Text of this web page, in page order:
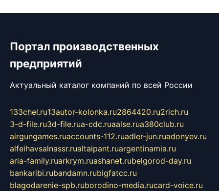
Портал производственных
предприятий
Актуальный каталог компаний по всей России
133chel.ru13autor-kolonka.ru2864420.ru2rich.ru
3-d-file.ru3d-file.rua-cdc.ruaalse.rua380club.ru
airgungames.ruaccounts-112.ruadler-jun.ruadonyev.ru
alfeihavsalnassr.rualtaipant.ruargentinamia.ru
aria-family.ruarkrym.ruashanet.rubelgorod-day.ru
bankaribi.rubandamn.rubigfatcc.ru
blagodarenie-spb.ruborodino-media.rucard-voice.ru